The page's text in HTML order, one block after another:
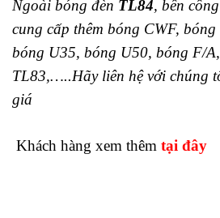
Ngoài bóng đèn TL84, bên
cung cấp thêm bóng CWF,
bóng U35, bóng U50, bóng F/
TL83,…..Hãy liên hệ với chúng
giá
Khách hàng xem thêm tại đây